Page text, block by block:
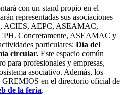
con un stand propio en el
representadas sus asociaciones
ACIES, AEPC, ASEAMAC,
Concretamente, ASEAMAC y
particulares: Día del
circular. Este espacio común
para profesionales y empresas,
asociativo. Además, los
GREMIOS en el directorio oficial de
de la feria.